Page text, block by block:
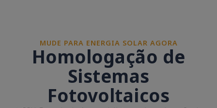
MUDE PARA ENERGIA SOLAR AGORA
Homologação de
Sistemas
Fotovoltaicos